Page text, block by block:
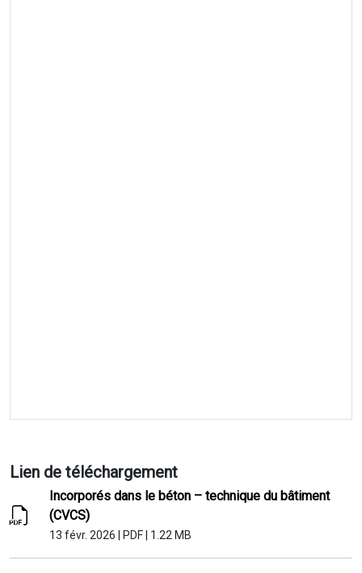
Lien de téléchargement
Incorporés dans le béton – technique du bâtiment
(CVCS)
13 févr. 2026 PDF 1.22 MB